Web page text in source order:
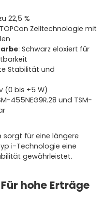
22,5 %
Zelltechnologie mit
: Schwarz eloxiert für
Stabilität und
(0 bis +5 W)
455NEG9R.28 und TSM-
sorgt für eine längere
i-Technologie eine
gewährleistet.
hohe Erträge